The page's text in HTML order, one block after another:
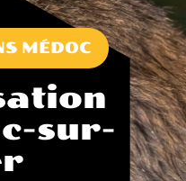
MÉDOC
sur-